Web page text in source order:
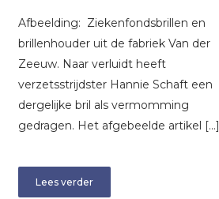
Afbeelding: Ziekenfondsbrillen en
brillenhouder uit de fabriek Van der
Zeeuw. Naar verluidt heeft
verzetsstrijdster Hannie Schaft een
dergelijke bril als vermomming
gedragen. Het afgebeelde artikel […]
Lees verder